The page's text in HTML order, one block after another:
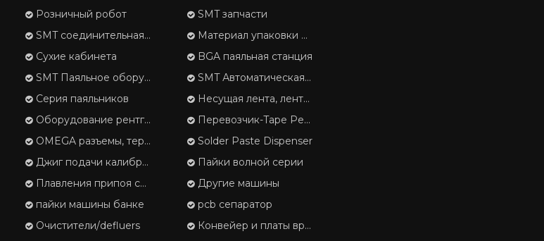
Розничный робот
SMT запчасти
SMT соединительная лента
Материал упаковки SMD
Сухие кабинета
BGA паяльная станция
SMT Паяльное оборудование
SMT Автоматическая машина для резки ленты
Серия паяльников
Несущая лента, лента крышки, пластиковые изделия Reel
Оборудование рентгеновского контроля
Перевозчик-Tape Peel сил Tester
OMEGA разъемы, термопары
Solder Paste Dispenser
Джиг подачи калибровки
Пайки волной серии
Плавления припоя серии
Другие машины
пайки машины банке
pcb сепаратор
Очистители/defluers
Конвейер и платы вручение оборудования